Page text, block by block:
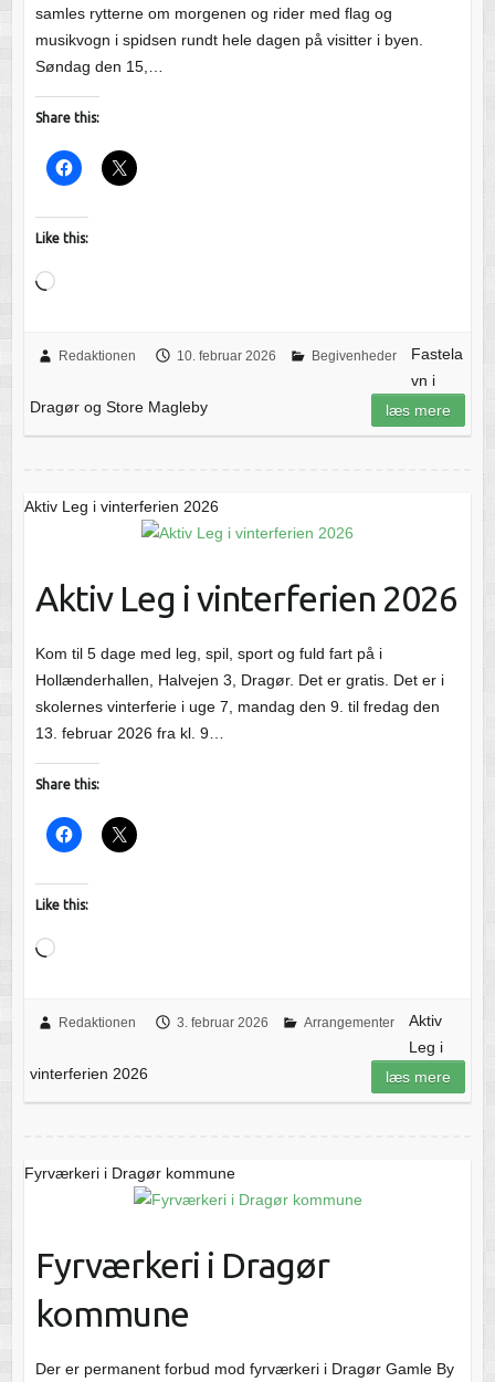
samles rytterne om morgenen og rider med flag og
musikvogn i spidsen rundt hele dagen på visitter i byen.
Søndag den 15,…
Share this:
Like this:
Loading…
Redaktionen 10. februar 2026 Begivenheder
Fastela
vn i
Dragør og Store Magleby
læs mere
Aktiv Leg i vinterferien 2026
Aktiv Leg i vinterferien 2026
Kom til 5 dage med leg, spil, sport og fuld fart på i
Hollænderhallen, Halvejen 3, Dragør. Det er gratis. Det er i
skolernes vinterferie i uge 7, mandag den 9. til fredag den
13. februar 2026 fra kl. 9…
Share this:
Like this:
Loading…
Redaktionen 3. februar 2026 Arrangementer
Aktiv
Leg i
vinterferien 2026
læs mere
Fyrværkeri i Dragør kommune
Fyrværkeri i Dragør
kommune
Der er permanent forbud mod fyrværkeri i Dragør Gamle By